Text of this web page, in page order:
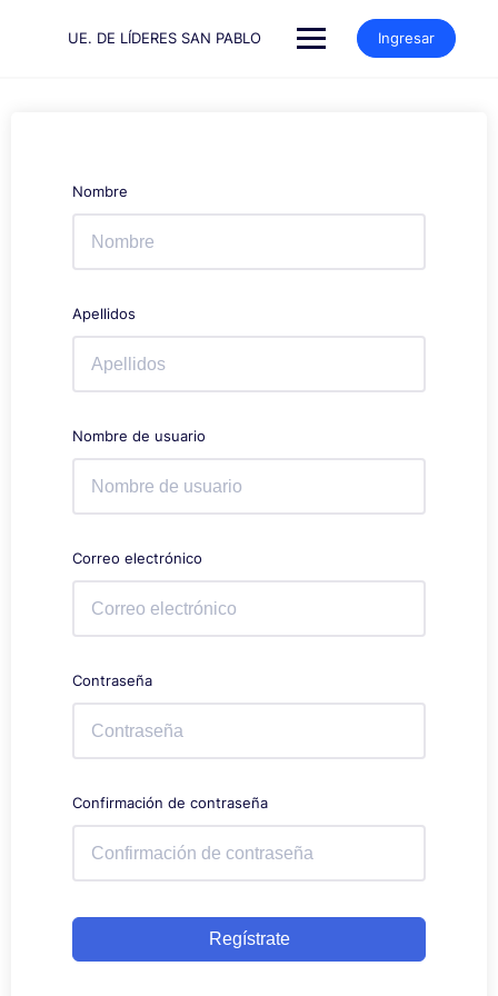
UE. DE LÍDERES SAN PABLO Ingresar
Nombre
Apellidos
Nombre de usuario
Correo electrónico
Contraseña
Confirmación de contraseña
Regístrate